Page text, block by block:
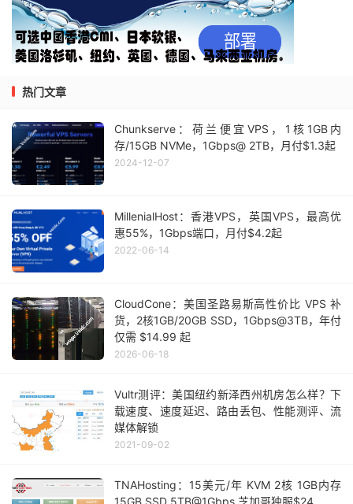
热门文章
Chunkserve：荷兰便宜VPS，1核1GB内
存/15GB NVMe，1Gbps@ 2TB，月付$1.3起
2024-12-07
MillenialHost：香港VPS，英国VPS，最高优
惠55%，1Gbps端口，月付$4.2起
2022-06-14
CloudCone：美国圣路易斯高性价比 VPS 补
货，2核1GB/20GB SSD，1Gbps@3TB，年付
仅需 $14.99 起
2026-06-18
Vultr测评：美国纽约新泽西州机房怎么样？下
载速度、速度延迟、路由丢包、性能测评、流
媒体解锁
2021-09-02
TNAHosting：15美元/年 KVM 2核 1GB内存
15GB SSD 5TB@1Gbps 芝加哥独服$24